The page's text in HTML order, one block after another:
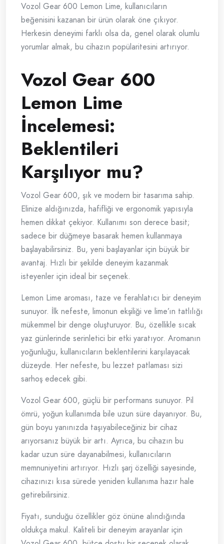
Vozol Gear 600 Lemon Lime, kullanıcıların
beğenisini kazanan bir ürün olarak öne çıkıyor.
Herkesin deneyimi farklı olsa da, genel olarak olumlu
yorumlar almak, bu cihazın popülaritesini artırıyor.
Vozol Gear 600
Lemon Lime
İncelemesi:
Beklentileri
Karşılıyor mu?
Vozol Gear 600, şık ve modern bir tasarıma sahip.
Elinize aldığınızda, hafifliği ve ergonomik yapısıyla
hemen dikkat çekiyor. Kullanımı son derece basit;
sadece bir düğmeye basarak hemen kullanmaya
başlayabilirsiniz. Bu, yeni başlayanlar için büyük bir
avantaj. Hızlı bir şekilde deneyim kazanmak
isteyenler için ideal bir seçenek.
Lemon Lime aroması, taze ve ferahlatıcı bir deneyim
sunuyor. İlk nefeste, limonun ekşiliği ve lime’ın tatlılığı
mükemmel bir denge oluşturuyor. Bu, özellikle sıcak
yaz günlerinde serinletici bir etki yaratıyor. Aromanın
yoğunluğu, kullanıcıların beklentilerini karşılayacak
düzeyde. Her nefeste, bu lezzet patlaması sizi
sarhoş edecek gibi.
Vozol Gear 600, güçlü bir performans sunuyor. Pil
ömrü, yoğun kullanımda bile uzun süre dayanıyor. Bu,
gün boyu yanınızda taşıyabileceğiniz bir cihaz
arıyorsanız büyük bir artı. Ayrıca, bu cihazın bu
kadar uzun süre dayanabilmesi, kullanıcıların
memnuniyetini artırıyor. Hızlı şarj özelliği sayesinde,
cihazınızı kısa sürede yeniden kullanıma hazır hale
getirebilirsiniz.
Fiyatı, sunduğu özellikler göz önüne alındığında
oldukça makul. Kaliteli bir deneyim arayanlar için